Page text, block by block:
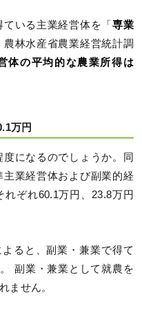
いる主業経営体を「 専業
林水産省農業経営統計調
体の平均的な農業所得は
万円
になるのでしょうか。同
業経営体および副業的経
ぞれ60.1万円、23.8万円
ると、副業・兼業で得て
副業・兼業として就農を
ません。